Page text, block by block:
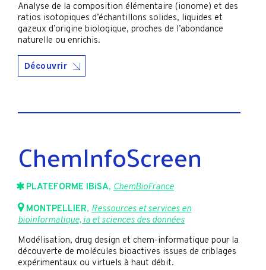
Analyse de la composition élémentaire (ionome) et des
ratios isotopiques d’échantillons solides, liquides et
gazeux d’origine biologique, proches de l’abondance
naturelle ou enrichis.
Découvrir
ChemInfoScreen
PLATEFORME IBiSA, ChemBioFrance
MONTPELLIER, Ressources et services en
bioinformatique, ia et sciences des données
Modélisation, drug design et chem-informatique pour la
découverte de molécules bioactives issues de criblages
expérimentaux ou virtuels à haut débit.